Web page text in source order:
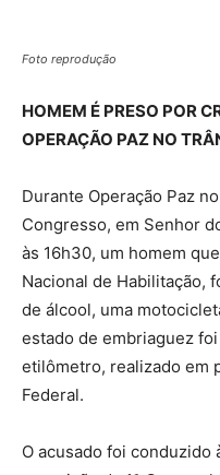
Foto reprodução
HOMEM É PRESO POR
OPERAÇÃO PAZ NO
Durante Operação Paz
Congresso, em Senhor
às 16h30, um homem
Nacional de Habilitação,
de álcool, uma
estado de embriaguez
etilômetro, realizado em
Federal.
O acusado foi conduzido